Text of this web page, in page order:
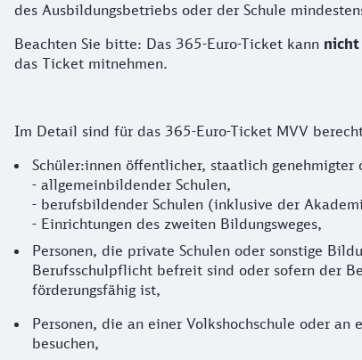
des Ausbildungsbetriebs oder der Schule
Beachten Sie bitte: Das 365-Euro-Ticket kann nicht
das Ticket mitnehmen.
Im Detail sind für das 365-Euro-Ticket MVV
Schüler:innen öffentlicher, staatlich
- allgemeinbildender Schulen,
- berufsbildender Schulen (inklusive der
- Einrichtungen des zweiten Bildungsweges,
Personen, die private Schulen oder sonstige
Berufsschulpflicht befreit sind oder sofern der
förderungsfähig ist,
Personen, die an einer Volkshochschule oder
besuchen,